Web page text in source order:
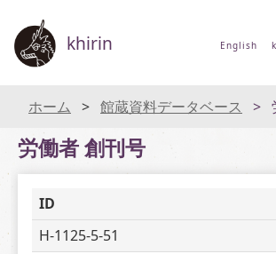
khirin English
ホーム 館蔵資料データベース
労働者 創刊号
ID
H-1125-5-51